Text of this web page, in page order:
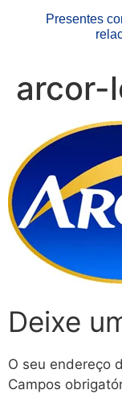
Presentes
arcor-
Deixe
O seu endereço
Campos